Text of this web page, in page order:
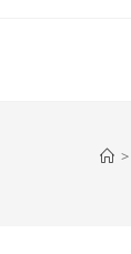
>